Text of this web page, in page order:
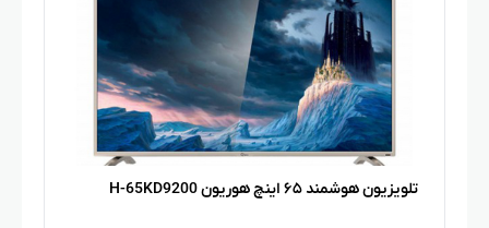
تلویزیون هوشمند ۶۵ اینچ هوریون H-65KD9200